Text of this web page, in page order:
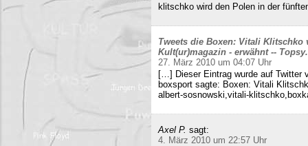
klitschko wird den Polen in der
Tweets die Boxen: Vitali Klitschko
Kult(ur)magazin - erwähnt --
27. März 2010 um 04:07 Uhr
[…] Dieser Eintrag wurde auf Twitter
boxsport sagte: Boxen: Vitali
albert-sosnowski,vitali-
Axel P. sagt:
4. März 2010 um 22:57 Uhr